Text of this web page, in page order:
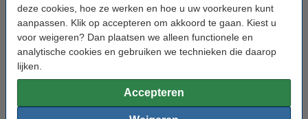
deze cookies, hoe ze werken en hoe u uw voorkeuren kunt
aanpassen. Klik op accepteren om akkoord te gaan. Kiest u
voor weigeren? Dan plaatsen we alleen functionele en
analytische cookies en gebruiken we technieken die daarop
lijken.
Accepteren
Heated bed klemmen (set van 4)
€ 6,50 Incl. 21% BTW
Super Lube
€ 7,50 Incl. 21% BTW